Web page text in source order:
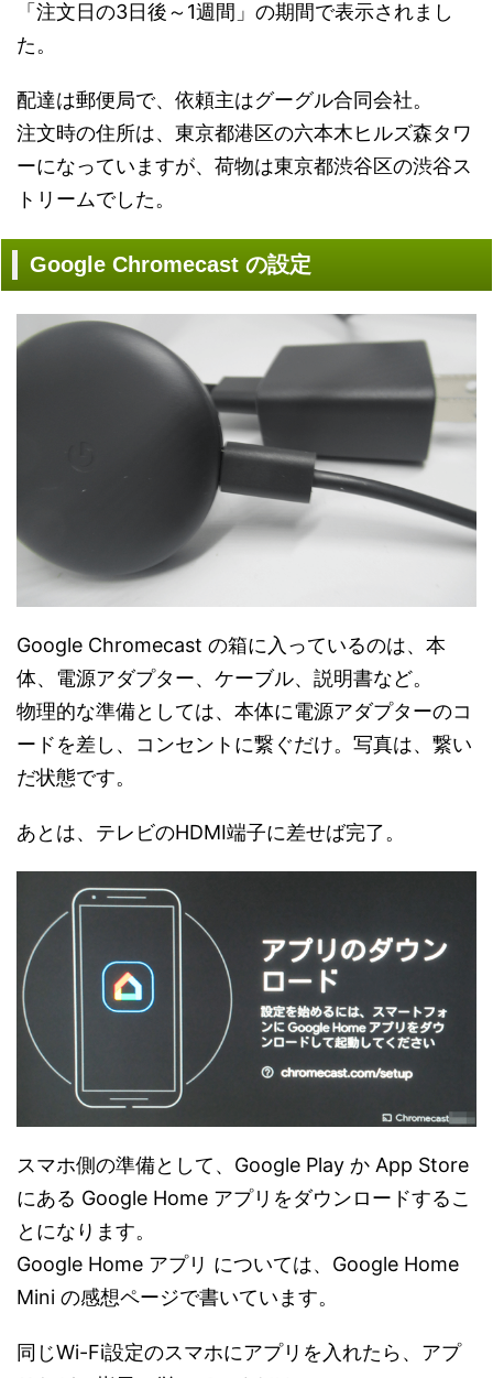
「注文日の3日後～1週間」の期間で表示されまし
た。
配達は郵便局で、依頼主はグーグル合同会社。
注文時の住所は、東京都港区の六本木ヒルズ森タワ
ーになっていますが、荷物は東京都渋谷区の渋谷ス
トリームでした。
Google Chromecast の設定
Google Chromecast の箱に入っているのは、本
体、電源アダプター、ケーブル、説明書など。
物理的な準備としては、本体に電源アダプターのコ
ードを差し、コンセントに繋ぐだけ。写真は、繋い
だ状態です。
あとは、テレビのHDMI端子に差せば完了。
スマホ側の準備として、Google Play か App Store
にある Google Home アプリをダウンロードするこ
とになります。
Google Home アプリ については、Google Home
Mini の感想ページで書いています。
同じWi-Fi設定のスマホにアプリを入れたら、アプ